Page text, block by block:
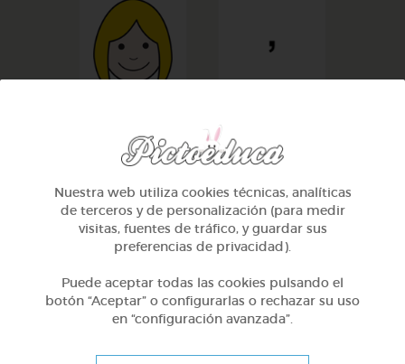
preocupar .
Nuestra web utiliza cookies técnicas, analíticas
de terceros y de personalización (para medir
visitas, fuentes de tráfico, y guardar sus
preferencias de privacidad).
Puede aceptar todas las cookies pulsando el
botón “Aceptar” o configurarlas o rechazar su uso
en “configuración avanzada”.